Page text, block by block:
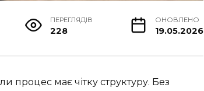
ПЕРЕГЛЯДІВ
228
ОНОВЛЕНО
19.05.2026
процес має чітку структуру. Без